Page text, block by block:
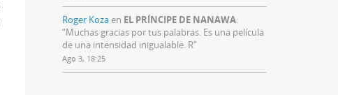
Roger Kozaen EL PRÍNCIPE DE NANAWA:
“Muchas gracias por tus palabras. Es una película
de una intensidad inigualable. R”
Ago 3, 18:25